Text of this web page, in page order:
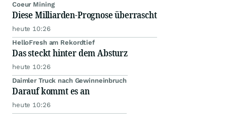
Coeur Mining
Diese Milliarden-Prognose überrascht
heute 10:26
HelloFresh am Rekordtief
Das steckt hinter dem Absturz
heute 10:26
Daimler Truck nach Gewinneinbruch
Darauf kommt es an
heute 10:26